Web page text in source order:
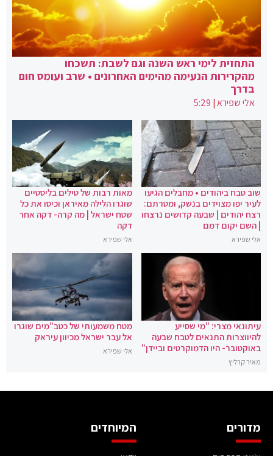
התחזית לימי ראש השנה וגם לשבת: תשכחו
מהקרירות הנעימה מהימים האחרונים • שרב ועומס חום
בדרך
אלי שפירא|
5:29
שוב טבח ביהודים • מחבלים הגיעו
לעיר יפו מצוידים בנשק, ומטרתם:
רצח יהודים | שבעה קדושים נרצחו
| השם יקום דמם
אלי שפירא
מאות רבות של טילים בליסטיים
שוגרו הלילה מאיראן וכיסו את כל
שטח ישראל | מה קרה- דקה אחר
דקה
אלי שפירא
עיתונאי מצרי: "מי שסייע
להיווצרות התנאים לטבח שבעה
באוקטובר- היו הדמוקרטים וביידן"
מאיר קרליץ
מטח משמעותי של כטב"מים שוגרו
אל עבר ישראל מכיוון עיראק
אלי שפירא
מדורים המיוחדים